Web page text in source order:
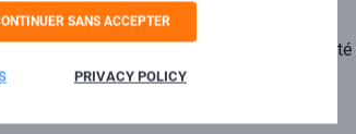
assurant la sécurité et la pérennité
SANS ACCEPTER
PRIVACY POLICY